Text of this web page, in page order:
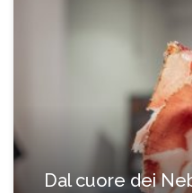
Dal cuore dei